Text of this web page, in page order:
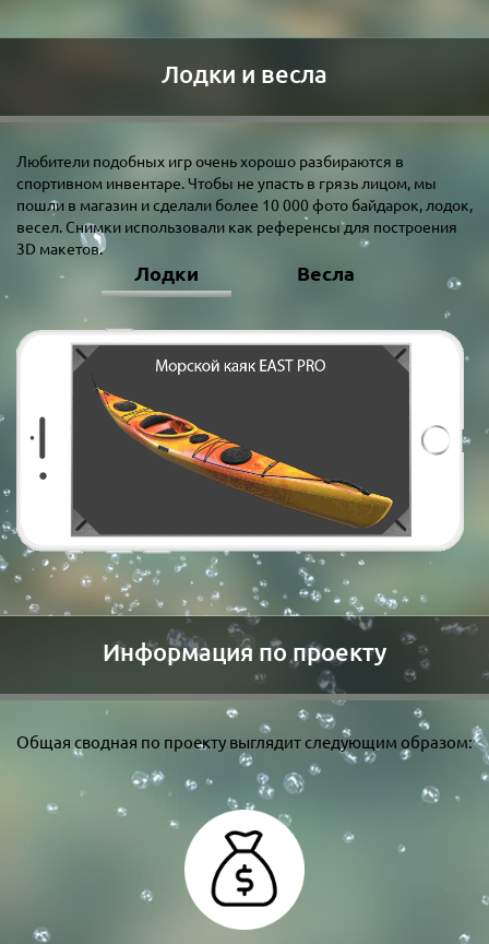
Лодки и весла
Любители подобных игр очень хорошо разбираются в
спортивном инвентаре. Чтобы не упасть в грязь лицом, мы
пошли в магазин и сделали более 10 000 фото байдарок, лодок,
весел. Снимки использовали как референсы для построения
3D макетов.
Лодки Весла
Информация по проекту
Общая сводная по проекту выглядит следующим образом: